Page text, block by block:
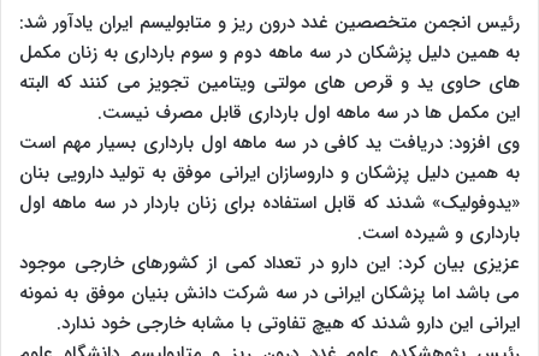
رئیس انجمن متخصصین غدد درون ریز و متابولیسم ایران یادآور شد:
به همین دلیل پزشکان در سه ماهه دوم و سوم بارداری به زنان مکمل
های حاوی ید و قرص های مولتی ویتامین تجویز می کنند که البته
این مکمل ها در سه ماهه اول بارداری قابل مصرف نیست.
وی افزود: دریافت ید کافی در سه ماهه اول بارداری بسیار مهم است
به همین دلیل پزشکان و داروسازان ایرانی موفق به تولید دارویی بنان
«یدوفولیک» شدند که قابل استفاده برای زنان باردار در سه ماهه اول
بارداری و شیرده است.
عزیزی بیان کرد: این دارو در تعداد کمی از کشورهای خارجی موجود
می باشد اما پزشکان ایرانی در سه شرکت دانش بنیان موفق به نمونه
ایرانی این دارو شدند که هیچ تفاوتی با مشابه خارجی خود ندارد.